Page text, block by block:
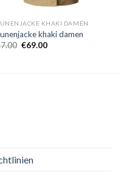
KHAKI DAMEN
khaki damen
€69.00